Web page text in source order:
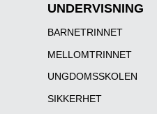
UNDERVISNING
BARNETRINNET
MELLOMTRINNET
UNGDOMSSKOLEN
SIKKERHET